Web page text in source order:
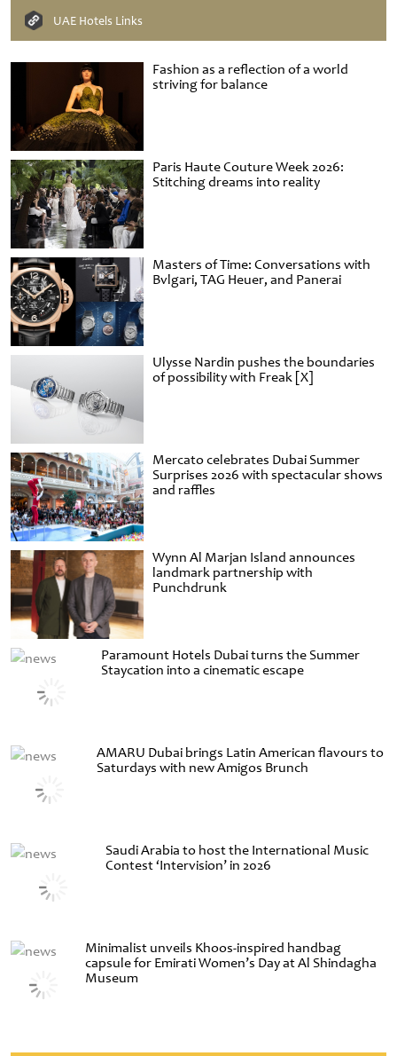
Fashion as a reflection of a world
striving for balance
Paris Haute Couture Week 2026:
Stitching dreams into reality
Masters of Time: Conversations with
Bvlgari, TAG Heuer, and Panerai
Ulysse Nardin pushes the boundaries
of possibility with Freak [X]
Mercato celebrates Dubai Summer
Surprises 2026 with spectacular shows
and raffles
Wynn Al Marjan Island announces
landmark partnership with
Punchdrunk
Paramount Hotels Dubai turns the Summer
Staycation into a cinematic escape
AMARU Dubai brings Latin American flavours to
Saturdays with new Amigos Brunch
Saudi Arabia to host the International Music
Contest ‘Intervision’ in 2026
Minimalist unveils Khoos-inspired handbag
capsule for Emirati Women’s Day at Al Shindagha
Museum
UAE Hotels Links